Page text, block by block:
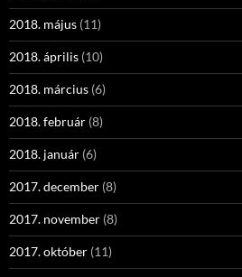
2018. május (11)
2018. április (10)
2018. március (6)
2018. február (8)
2018. január (6)
2017. december (8)
2017. november (8)
2017. október (11)